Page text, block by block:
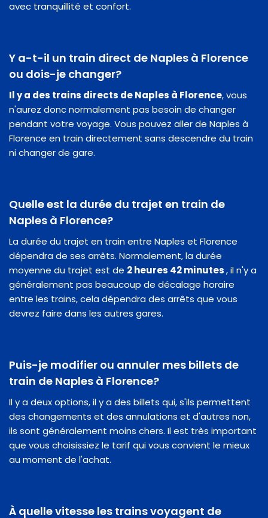
avec tranquillité et confort.
Y a-t-il un train direct de Naples à Florence
ou dois-je changer?
Il y a des trains directs de Naples à Florence, vous
n'aurez donc normalement pas besoin de changer
pendant votre voyage. Vous pouvez aller de Naples à
Florence en train directement sans descendre du train
ni changer de gare.
Quelle est la durée du trajet en train de
Naples à Florence?
La durée du trajet en train entre Naples et Florence
dépendra de ses arrêts. Normalement, la durée
moyenne du trajet est de 2 heures 42 minutes, il n'y a
généralement pas beaucoup de décalage horaire
entre les trains, cela dépendra des arrêts que vous
devrez faire dans les autres gares.
Puis-je modifier ou annuler mes billets de
train de Naples à Florence?
Il y a deux options, il y a des billets qui, s'ils permettent
des changements et des annulations et d'autres non,
ils sont généralement moins chers. Il est très important
que vous choisissiez le tarif qui vous convient le mieux
au moment de l'achat.
À quelle vitesse les trains voyagent de